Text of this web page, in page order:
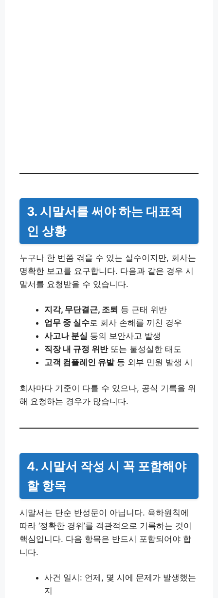
3. 시말서를 써야 하는 대표적
인 상황
누구나 한 번쯤 겪을 수 있는 실수이지만, 회사는
명확한 보고를 요구합니다. 다음과 같은 경우 시
말서를 요청받을 수 있습니다.
지각, 무단결근, 조퇴 등 근태 위반
업무 중 실수로 회사 손해를 끼친 경우
사고나 분실 등의 보안사고 발생
직장 내 규정 위반또는 불성실한 태도
고객 컴플레인 유발등 외부 민원 발생 시
회사마다 기준이 다를 수 있으나, 공식 기록을 위
해 요청하는 경우가 많습니다.
4. 시말서 작성 시 꼭 포함해야
할 항목
시말서는 단순 반성문이 아닙니다. 육하원칙에
따라 ‘정확한 경위’를 객관적으로 기록하는 것이
핵심입니다. 다음 항목은 반드시 포함되어야 합
니다.
사건 일시: 언제, 몇 시에 문제가 발생했는
지